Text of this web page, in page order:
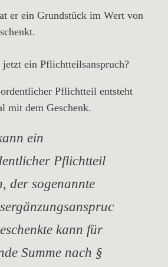
er ein Grundstück im Wert von
.
jetzt ein Pflichtteilsanspruch?
Pflichtteil entsteht
mit dem Geschenk.
ein
Pflichtteil
der sogenannte
kann für
Summe nach §